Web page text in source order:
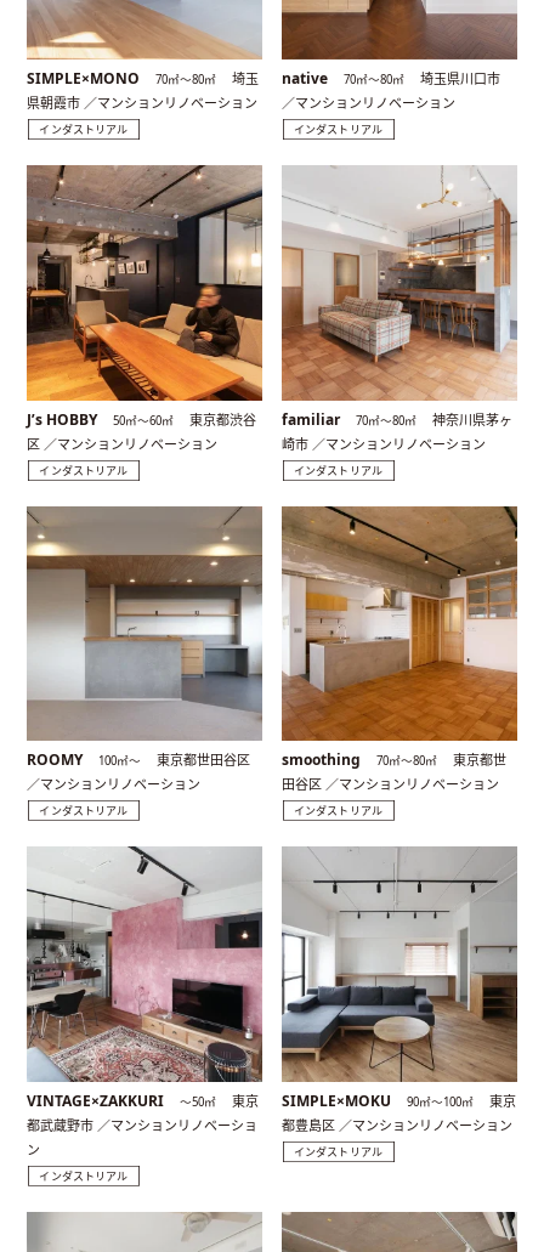
SIMPLE×MONO 70㎡〜80㎡
埼玉
県朝霞市 ／マンションリノベーション
インダストリアル
native 70㎡〜80㎡
埼玉県川口市
／マンションリノベーション
インダストリアル
J’s HOBBY 50㎡〜60㎡
東京都渋谷
区 ／マンションリノベーション
インダストリアル
familiar 70㎡〜80㎡
神奈川県茅ヶ
崎市 ／マンションリノベーション
インダストリアル
ROOMY 100㎡〜
東京都世田谷区
／マンションリノベーション
インダストリアル
smoothing 70㎡〜80㎡
東京都世
田谷区 ／マンションリノベーション
インダストリアル
VINTAGE×ZAKKURI 〜50㎡
東京
都武蔵野市 ／マンションリノベーショ
ン
インダストリアル
SIMPLE×MOKU 90㎡〜100㎡
東京
都豊島区 ／マンションリノベーション
インダストリアル